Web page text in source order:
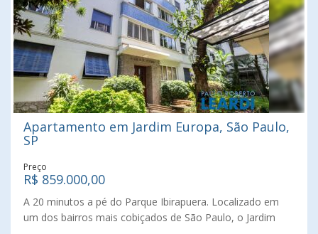
Apartamento em Jardim Europa, São Paulo,
SP
Preço
R$ 859.000,00
A 20 minutos a pé do Parque Ibirapuera. Localizado em
um dos bairros mais cobiçados de São Paulo, o Jardim